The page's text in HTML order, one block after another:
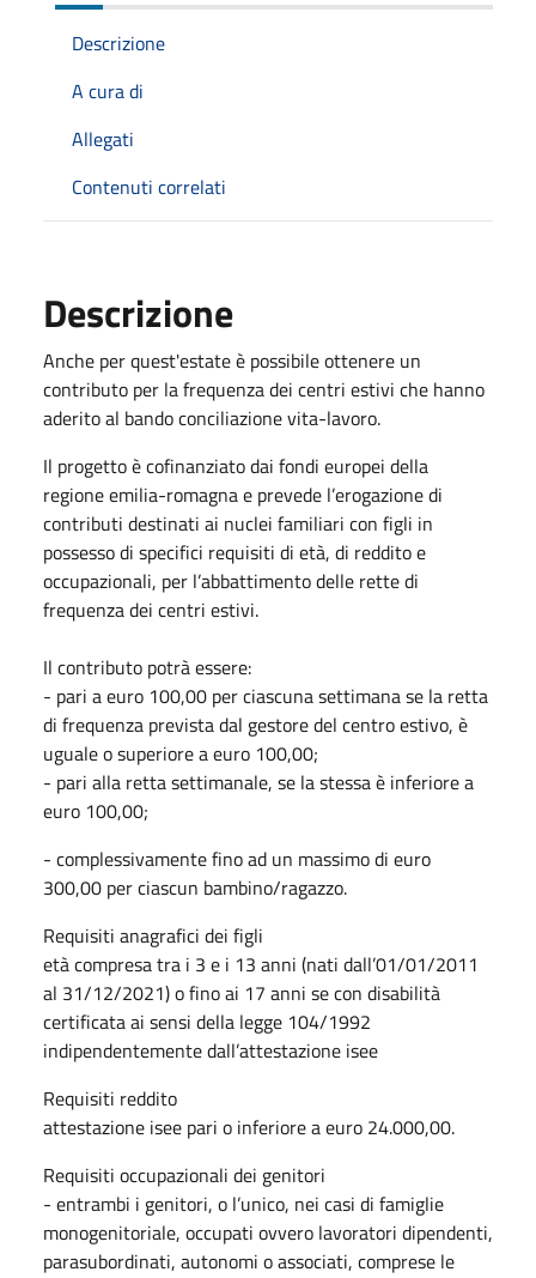
Descrizione
A cura di
Allegati
Contenuti correlati
Descrizione
Anche per quest'estate è possibile ottenere un
contributo per la frequenza dei centri estivi che hanno
aderito al bando conciliazione vita-lavoro.
Il progetto è cofinanziato dai fondi europei della
regione emilia-romagna e prevede l’erogazione di
contributi destinati ai nuclei familiari con figli in
possesso di specifici requisiti di età, di reddito e
occupazionali, per l’abbattimento delle rette di
frequenza dei centri estivi.
Il contributo potrà essere:
- pari a euro 100,00 per ciascuna settimana se la retta
di frequenza prevista dal gestore del centro estivo, è
uguale o superiore a euro 100,00;
- pari alla retta settimanale, se la stessa è inferiore a
euro 100,00;
- complessivamente fino ad un massimo di euro
300,00 per ciascun bambino/ragazzo.
Requisiti anagrafici dei figli
età compresa tra i 3 e i 13 anni (nati dall’01/01/2011
al 31/12/2021) o fino ai 17 anni se con disabilità
certificata ai sensi della legge 104/1992
indipendentemente dall’attestazione isee
Requisiti reddito
attestazione isee pari o inferiore a euro 24.000,00.
Requisiti occupazionali dei genitori
- entrambi i genitori, o l’unico, nei casi di famiglie
monogenitoriale, occupati ovvero lavoratori dipendenti,
parasubordinati, autonomi o associati, comprese le